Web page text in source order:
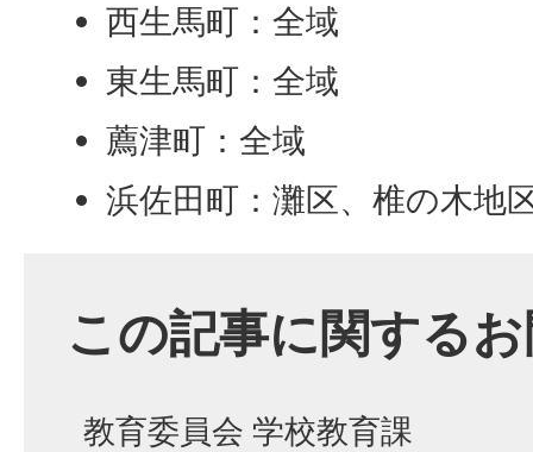
西生馬町：全域
東生馬町：全域
薦津町：全域
浜佐田町：灘区、椎の木地
この記事に関する
教育委員会 学校教育課